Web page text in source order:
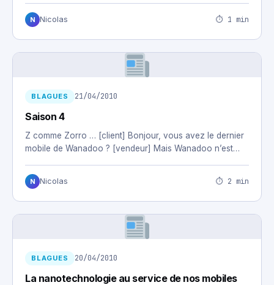
N Nicolas ⏱ 1 min
BLAGUES 21/04/2010
Saison 4
Z comme Zorro … [client] Bonjour, vous avez le dernier
mobile de Wanadoo ? [vendeur] Mais Wanadoo n’est…
N Nicolas ⏱ 2 min
BLAGUES 20/04/2010
La nanotechnologie au service de nos mobiles